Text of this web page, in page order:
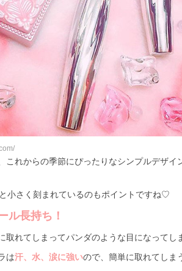
これからの季節にぴったりなシンプルデザイ
小さく刻まれているのもポイントですね♡
ル長持ち！
取れてしまってパンダのような目になってし
は汗、水、涙に強いので、簡単に取れてし